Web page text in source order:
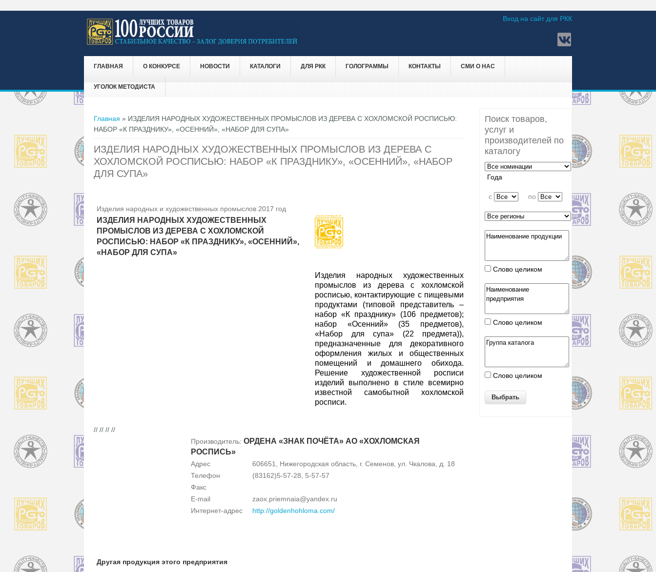
Вход на сайт для РКК
ГЛАВНАЯ О КОНКУРСЕ НОВОСТИ КАТАЛОГИ ДЛЯ РКК ГОЛОГРАММЫ КОНТАКТЫ СМИ О НАС
УГОЛОК МЕТОДИСТА
Вы здесь
Главная » ИЗДЕЛИЯ НАРОДНЫХ ХУДОЖЕСТВЕННЫХ ПРОМЫСЛОВ ИЗ ДЕРЕВА С ХОХЛОМСКОЙ РОСПИСЬЮ:
НАБОР «К ПРАЗДНИКУ», «ОСЕННИЙ», «НАБОР ДЛЯ СУПА»
ИЗДЕЛИЯ НАРОДНЫХ ХУДОЖЕСТВЕННЫХ ПРОМЫСЛОВ ИЗ ДЕРЕВА С
ХОХЛОМСКОЙ РОСПИСЬЮ: НАБОР «К ПРАЗДНИКУ», «ОСЕННИЙ», «НАБОР
ДЛЯ СУПА»
Изделия народных и художественных промыслов 2017 год
ИЗДЕЛИЯ НАРОДНЫХ ХУДОЖЕСТВЕННЫХ
ПРОМЫСЛОВ ИЗ ДЕРЕВА С ХОХЛОМСКОЙ
РОСПИСЬЮ: НАБОР «К ПРАЗДНИКУ», «ОСЕННИЙ»,
«НАБОР ДЛЯ СУПА»
Изделия народных художественных
промыслов из дерева с хохломской
росписью, контактирующие с пищевыми
продуктами (типовой представитель –
набор «К празднику» (106 предметов);
набор «Осенний» (35 предметов),
«Набор для супа» (22 предмета)),
предназначенные для декоративного
оформления жилых и общественных
помещений и домашнего обихода.
Решение художественной росписи
изделий выполнено в стиле всемирно
известной самобытной хохломской
росписи.
// // // //
Производитель: ОРДЕНА «ЗНАК ПОЧЁТА» АО «ХОХЛОМСКАЯ
РОСПИСЬ»
Адрес
606651, Нижегородская область, г. Семенов, ул. Чкалова, д. 18
Телефон
(83162)5-57-28, 5-57-57
Факс
E-mail
zaox.priemnaia@yandex.ru
Интернет-адрес
http://goldenhohloma.com/
Другая продукция этого предприятия
Поиск товаров,
услуг и
производителей по
каталогу
Года
c по
Слово целиком
Слово целиком
Слово целиком